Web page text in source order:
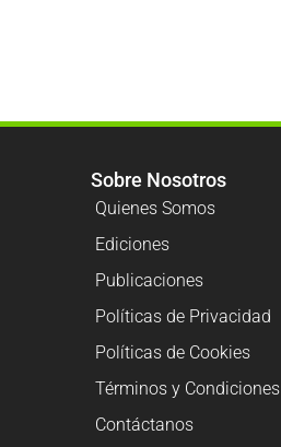
Sobre Nosotros
Quienes Somos
Ediciones
Publicaciones
Políticas de Privacidad
Políticas de Cookies
Términos y Condiciones
Contáctanos